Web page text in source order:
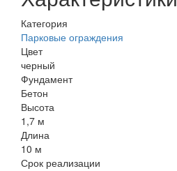
Категория
Парковые ограждения
Цвет
черный
Фундамент
Бетон
Высота
1,7 м
Длина
10 м
Срок реализации